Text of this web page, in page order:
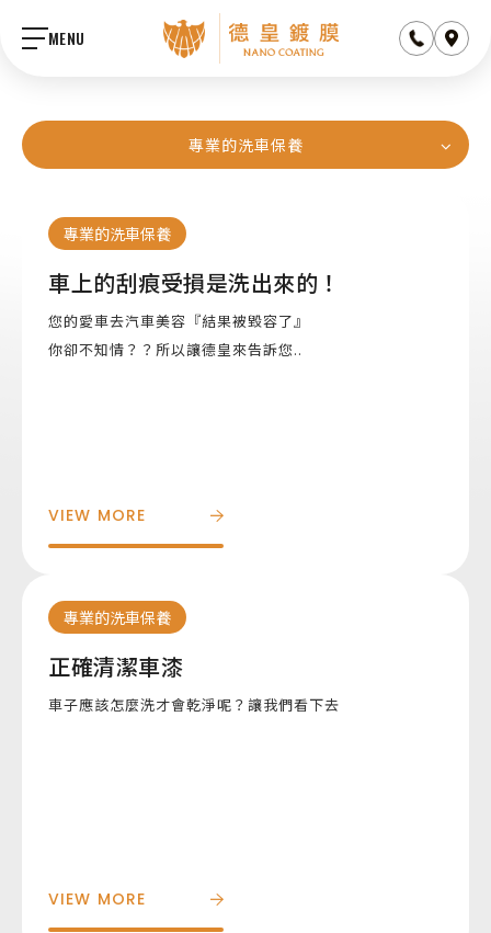
MENU
專業的洗車保養
專業的洗車保養
車上的刮痕受損是洗出來的！
您的愛車去汽車美容『結果被毀容了』
你卻不知情？？所以讓德皇來告訴您..
VIEW MORE
專業的洗車保養
正確清潔車漆
車子應該怎麼洗才會乾淨呢？讓我們看下去
VIEW MORE
ABOUT US
汽車保養問題集
FRANCHISE
加盟主服務